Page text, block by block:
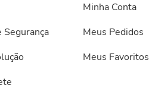
Segurança
Minha Conta
Meus Pedidos
Meus Favoritos